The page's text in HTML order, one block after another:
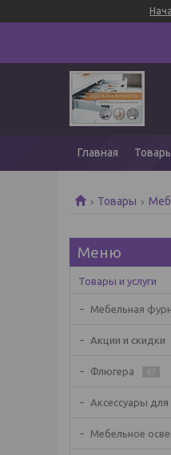
Главная
Товары
Товары и услуги
Мебельная
Акции и скидки
Флюгера 47
Аксессуары для
Мебельное